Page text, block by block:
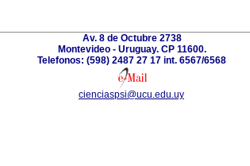
Av. 8 de Octubre 2738
Montevideo - Uruguay. CP 11600.
Telefonos: (598) 2487 27 17 int. 6567/6568
cienciaspsi@ucu.edu.uy